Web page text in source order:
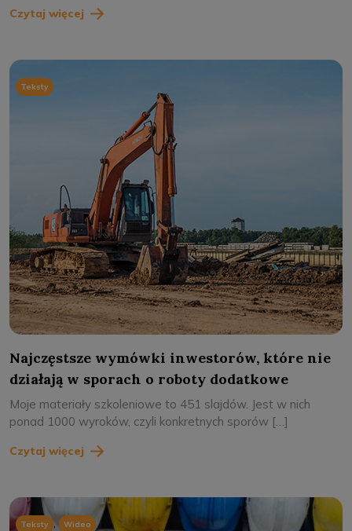
Czytaj więcej
Teksty
Najczęstsze wymówki inwestorów, które nie
działają w sporach o roboty dodatkowe
Moje materiały szkoleniowe to 451 slajdów. Jest w nich
ponad 1000 wyroków, czyli konkretnych sporów […]
Czytaj więcej
Teksty , Wideo